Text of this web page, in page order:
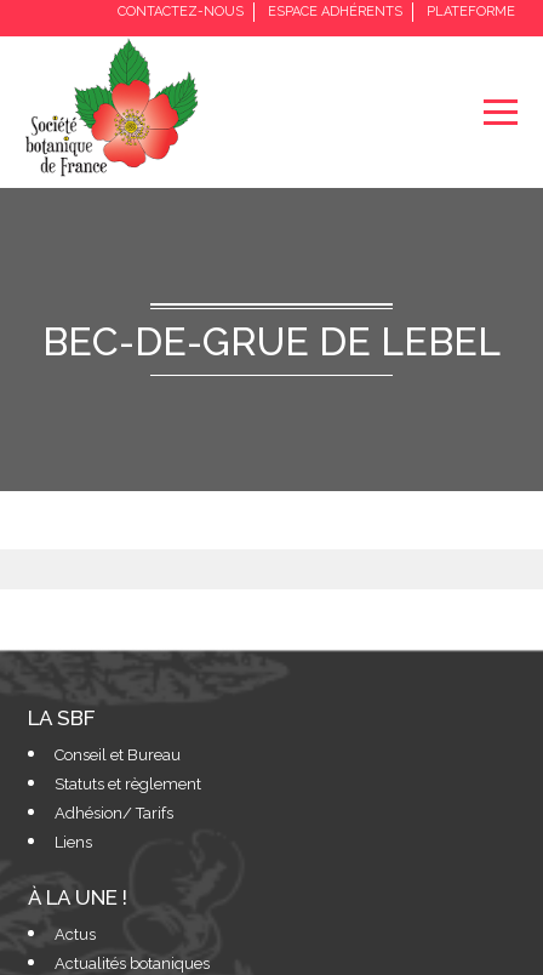
CONTACTEZ-NOUS ESPACE ADHÉRENTS PLATEFORME
BEC-DE-GRUE DE LEBEL
LA SBF
Conseil et Bureau
Statuts et règlement
Adhésion/ Tarifs
Liens
À LA UNE !
Actus
Actualités botaniques